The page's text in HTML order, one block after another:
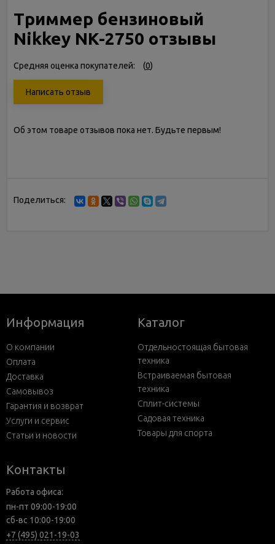
Триммер бензиновый
Nikkey NK-2750 отзывы
Средняя оценка покупателей: (0)
Написать отзыв
Об этом товаре отзывов пока нет. Будьте первым!
Поделиться:
Информация
О компании
Оплата
Доставка
Самовывоз
Гарантия и возврат
Услуги и сервис
Статьи и новости
Каталог
Отдельностоящая бытовая
техника
Встраиваемая бытовая
техника
Сплит-системы
Садовая техника
Товары для спорта
Контакты
Работа офиса:
пн-пт 09:00-19:00
сб-вс 10:00-19:00
+7 (495) 021-19-03